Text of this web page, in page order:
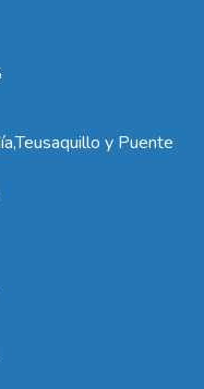
y Puente